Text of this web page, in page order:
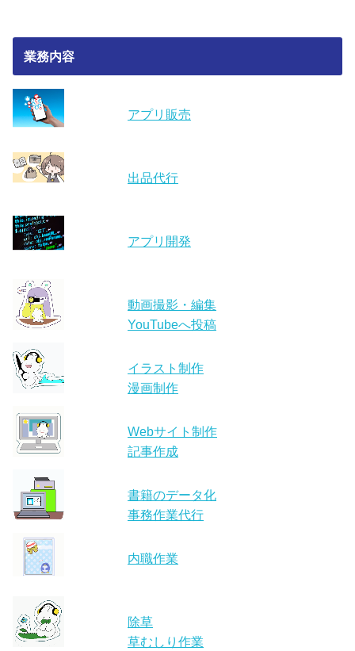
業務内容
アプリ販売
出品代行
アプリ開発
動画撮影・編集
YouTubeへ投稿
イラスト制作
漫画制作
Webサイト制作
記事作成
書籍のデータ化
事務作業代行
内職作業
除草
草むしり作業